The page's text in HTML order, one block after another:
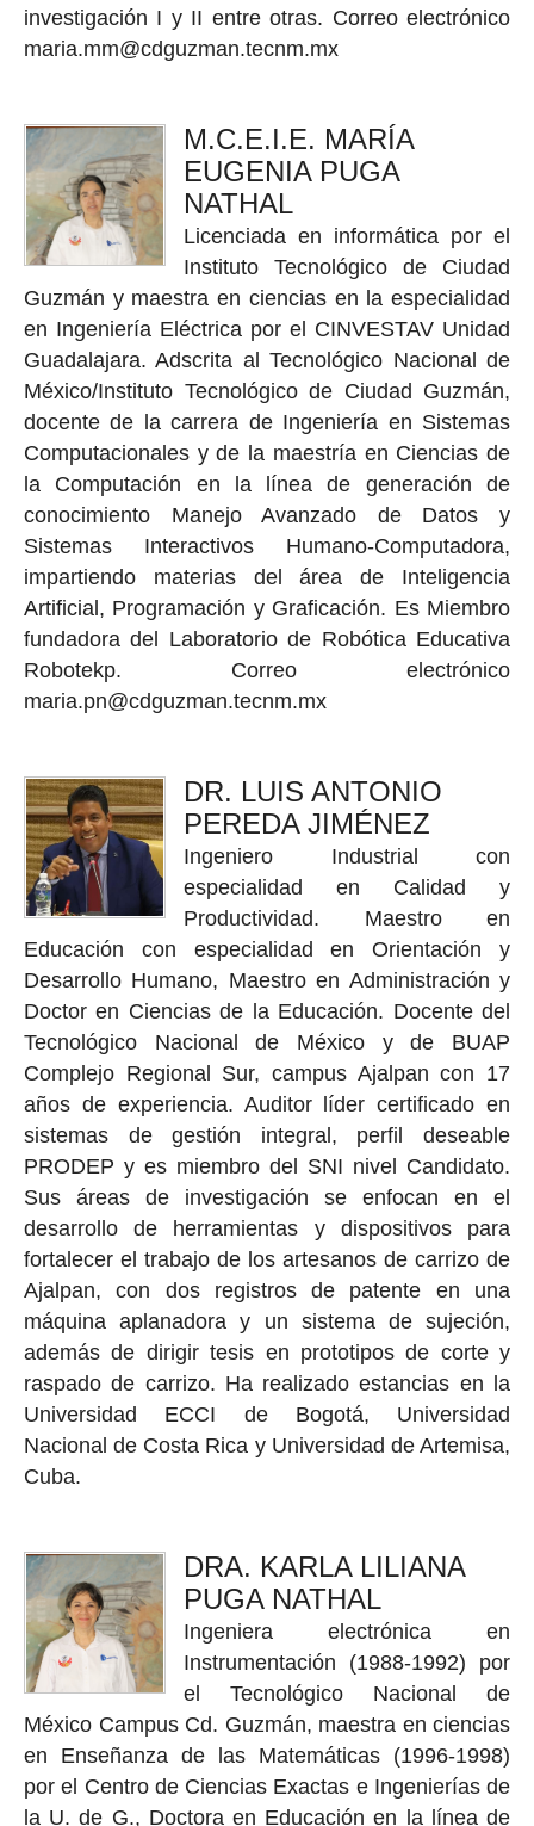
investigación I y II entre otras. Correo electrónico
maria.mm@cdguzman.tecnm.mx
M.C.E.I.E. MARÍA
EUGENIA PUGA
NATHAL
Licenciada en informática por el
Instituto Tecnológico de Ciudad
Guzmán y maestra en ciencias en la especialidad
en Ingeniería Eléctrica por el CINVESTAV Unidad
Guadalajara. Adscrita al Tecnológico Nacional de
México/Instituto Tecnológico de Ciudad Guzmán,
docente de la carrera de Ingeniería en Sistemas
Computacionales y de la maestría en Ciencias de
la Computación en la línea de generación de
conocimiento Manejo Avanzado de Datos y
Sistemas Interactivos Humano-Computadora,
impartiendo materias del área de Inteligencia
Artificial, Programación y Graficación. Es Miembro
fundadora del Laboratorio de Robótica Educativa
Robotekp. Correo electrónico
maria.pn@cdguzman.tecnm.mx
DR. LUIS ANTONIO
PEREDA JIMÉNEZ
Ingeniero Industrial con
especialidad en Calidad y
Productividad. Maestro en
Educación con especialidad en Orientación y
Desarrollo Humano, Maestro en Administración y
Doctor en Ciencias de la Educación. Docente del
Tecnológico Nacional de México y de BUAP
Complejo Regional Sur, campus Ajalpan con 17
años de experiencia. Auditor líder certificado en
sistemas de gestión integral, perfil deseable
PRODEP y es miembro del SNI nivel Candidato.
Sus áreas de investigación se enfocan en el
desarrollo de herramientas y dispositivos para
fortalecer el trabajo de los artesanos de carrizo de
Ajalpan, con dos registros de patente en una
máquina aplanadora y un sistema de sujeción,
además de dirigir tesis en prototipos de corte y
raspado de carrizo. Ha realizado estancias en la
Universidad ECCI de Bogotá, Universidad
Nacional de Costa Rica y Universidad de Artemisa,
Cuba.
DRA. KARLA LILIANA
PUGA NATHAL
Ingeniera electrónica en
Instrumentación (1988-1992) por
el Tecnológico Nacional de
México Campus Cd. Guzmán, maestra en ciencias
en Enseñanza de las Matemáticas (1996-1998)
por el Centro de Ciencias Exactas e Ingenierías de
la U. de G., Doctora en Educación en la línea de